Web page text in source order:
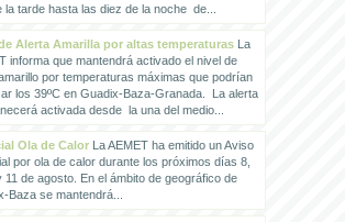
la tarde hasta las diez de la noche de...
Alerta Amarilla por altas temperaturasLa
informa que mantendrá activado el nivel de
por temperaturas máximas que podrían
los 39ºC en Guadix-Baza-Granada. La alerta
activada desde la una del medio...
Ola de CalorLa AEMET ha emitido un Aviso
por ola de calor durante los próximos días 8,
11 de agosto. En el ámbito de geográfico de
Baza se mantendrá...